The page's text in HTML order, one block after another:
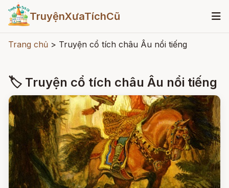
TruyệnXưaTíchCũ
Trang chủ > Truyện cổ tích châu Âu nổi tiếng
🏷 Truyện cổ tích châu Âu nổi tiếng